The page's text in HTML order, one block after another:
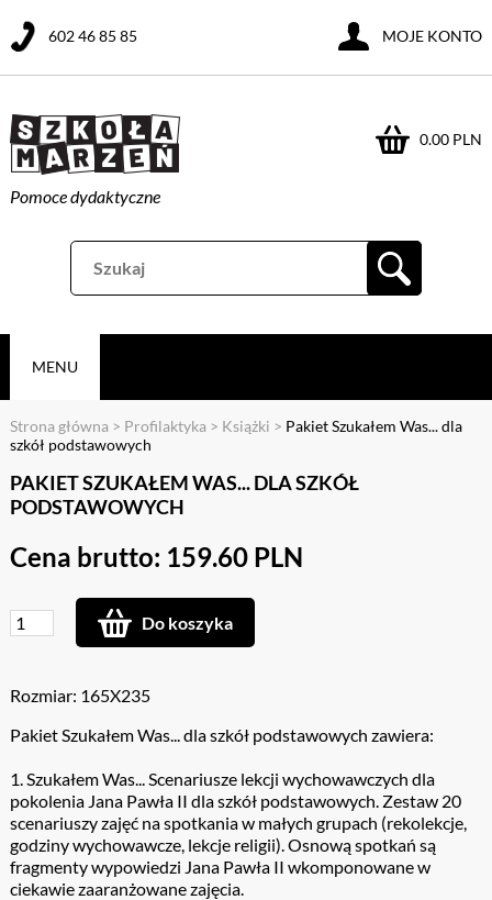
Pomoce dydaktyczne
0.00 PLN
602 46 85 85 MOJE KONTO
MENU
Strona główna > Profilaktyka > Książki > Pakiet Szukałem Was... dla
szkół podstawowych
PAKIET SZUKAŁEM WAS... DLA SZKÓŁ
PODSTAWOWYCH
Cena brutto: 159.60 PLN
Do koszyka
Rozmiar: 165X235
Pakiet Szukałem Was... dla szkół podstawowych zawiera:
1. Szukałem Was... Scenariusze lekcji wychowawczych dla
pokolenia Jana Pawła II dla szkół podstawowych. Zestaw 20
scenariuszy zajęć na spotkania w małych grupach (rekolekcje,
godziny wychowawcze, lekcje religii). Osnową spotkań są
fragmenty wypowiedzi Jana Pawła II wkomponowane w
ciekawie zaaranżowane zajęcia.